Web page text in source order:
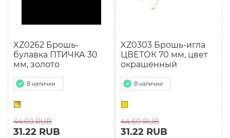
XZ0262 Брошь-
булавка ПТИЧКА 30
мм, золото
В наличии
44.60 RUB
31.22 RUB
XZ0303 Брошь-игла
ЦВЕТОК 70 мм, цвет
окрашенный
В наличии
44.60 RUB
31.22 RUB